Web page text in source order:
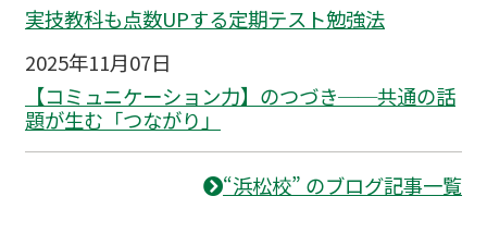
実技教科も点数UPする定期テスト勉強法
2025年11月07日
【コミュニケーション力】のつづき──共通の話
題が生む「つながり」
“浜松校” のブログ記事一覧